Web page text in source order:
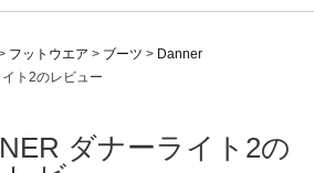
フットウエア ブーツ
Danner
ト2のレビュー
ダナーライト2の